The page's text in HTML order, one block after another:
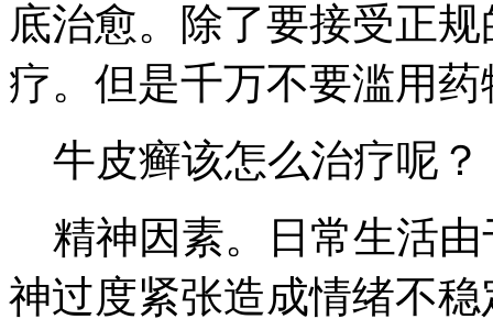
底治愈。除了要接受正
疗。但是千万不要滥用
牛皮癣该怎么治疗呢？
精神因素。日常生活由
神过度紧张造成情绪不